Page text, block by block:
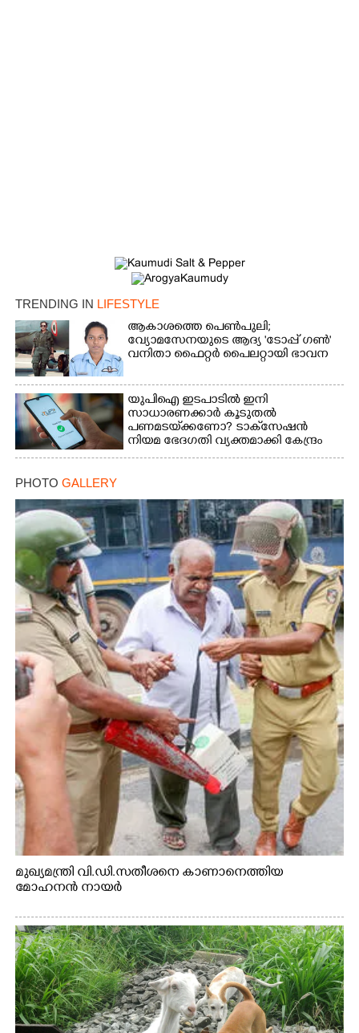
TRENDING IN LIFESTYLE
ആകാശത്തെ പെൺപുലി;
വ്യോമസേനയുടെ ആദ്യ 'ടോപ്പ് ഗൺ'
വനിതാ ഫൈറ്റർ പൈലറ്റായി ഭാവന
യുപിഐ ഇടപാടിൽ ഇനി
സാധാരണക്കാർ കൂടുതൽ
പണമടയ്‌ക്കണോ?​ ടാക്‌സേഷൻ
നിയമ ഭേദഗതി വ്യക്തമാക്കി കേന്ദ്രം
PHOTO GALLERY
മുഖ്യമന്ത്രി വി.ഡി.സതീശനെ കാണാനെത്തിയ
മോഹനൻ നായർ